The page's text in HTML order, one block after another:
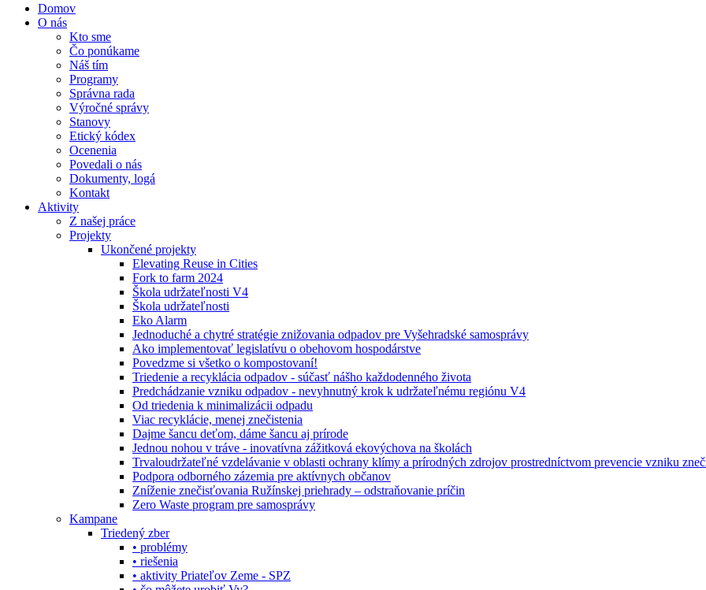
Domov
O nás
Kto sme
Čo ponúkame
Náš tím
Programy
Správna rada
Výročné správy
Stanovy
Etický kódex
Ocenenia
Povedali o nás
Dokumenty, logá
Kontakt
Aktivity
Z našej práce
Projekty
Ukončené projekty
Elevating Reuse in Cities
Fork to farm 2024
Škola udržateľnosti V4
Škola udržateľnosti
Eko Alarm
Jednoduché a chytré stratégie znižovania odpadov pre Vyšehradské samosprávy
Ako implementovať legislatívu o obehovom hospodárstve
Povedzme si všetko o kompostovaní!
Triedenie a recyklácia odpadov - súčasť nášho každodenného života
Predchádzanie vzniku odpadov - nevyhnutný krok k udržateľnému regiónu V4
Od triedenia k minimalizácii odpadu
Viac recyklácie, menej znečistenia
Dajme šancu deťom, dáme šancu aj prírode
Jednou nohou v tráve - inovatívna zážitková ekovýchova na školách
Trvaloudržateľné vzdelávanie v oblasti ochrany klímy a prírodných zdrojov prostredníctvom prevencie vzniku
Podpora odborného zázemia pre aktívnych občanov
Zníženie znečisťovania Ružínskej priehrady – odstraňovanie príčin
Zero Waste program pre samosprávy
Kampane
Triedený zber
• problémy
• riešenia
• aktivity Priateľov Zeme - SPZ